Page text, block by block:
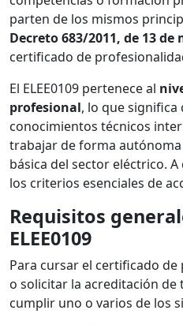
parten de los mismos
Decreto 683/2011, de 13 de
certificado de
El ELEE0109 pertenece al
profesional, lo que
conocimientos técnicos
trabajar de forma
básica del sector eléctrico.
los criterios esenciales de
Requisitos
ELEE0109
Para cursar el certificado de
o solicitar la acreditación de
cumplir uno o varios de los